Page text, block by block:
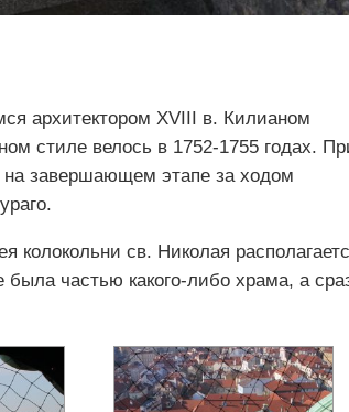
архитектором XVIII в. Килианом
стиле велось в 1752-1755 годах.
на завершающем этапе за ходом
колокольни св. Николая
частью какого-либо храма, а